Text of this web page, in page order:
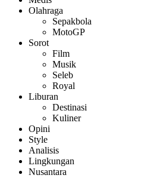
Olahraga
Sepakbola
MotoGP
Sorot
Film
Musik
Seleb
Royal
Liburan
Destinasi
Kuliner
Opini
Style
Analisis
Lingkungan
Nusantara